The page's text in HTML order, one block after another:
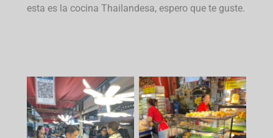
esta es la cocina Thailandesa, espero que te guste.